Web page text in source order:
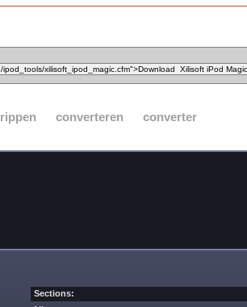
rippen converteren converter
Sections: